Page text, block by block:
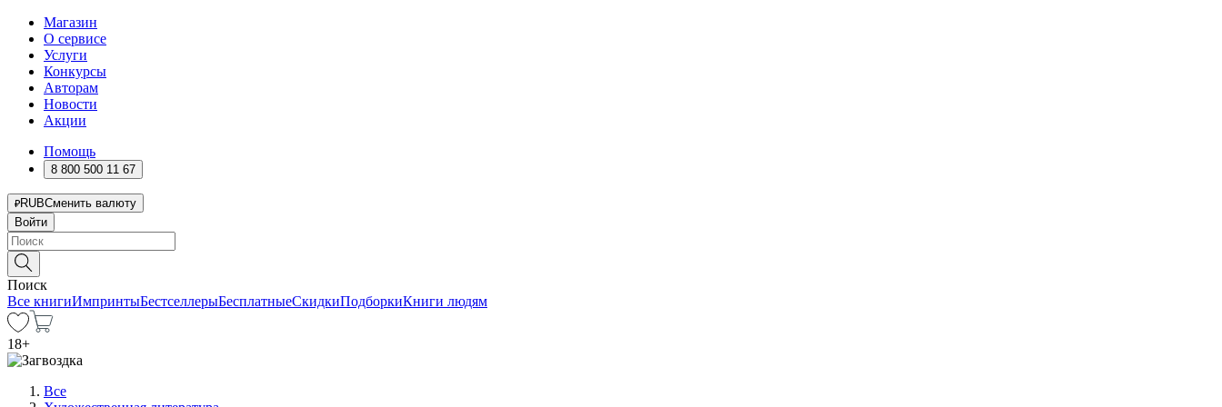
Магазин
О сервисе
Услуги
Конкурсы
Авторам
Новости
Акции
Помощь
8 800 500 11 67
RUBСменить валюту
Войти
Поиск
Все книгиИмпринтыБестселлерыБесплатныеСкидкиПодборкиКниги людям
18+
Все